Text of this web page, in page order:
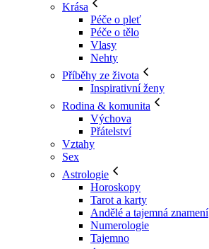
Krása
Péče o pleť
Péče o tělo
Vlasy
Nehty
Příběhy ze života
Inspirativní ženy
Rodina & komunita
Výchova
Přátelství
Vztahy
Sex
Astrologie
Horoskopy
Tarot a karty
Andělé a tajemná znamení
Numerologie
Tajemno